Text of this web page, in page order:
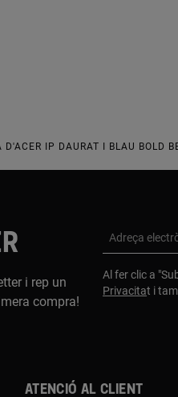
D'ACER IP DAURAT I BLAU BOLD
i rep un
compra!
Adreça
Al fer clic a
Privacitat i
Atenció al client